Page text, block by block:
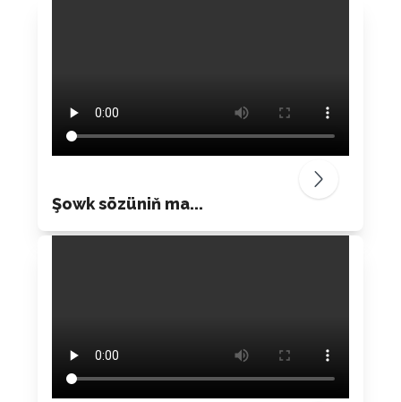
Şowk sözüniň ma...